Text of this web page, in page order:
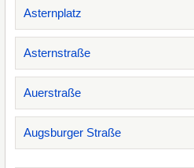
Asternplatz
Asternstraße
Auerstraße
Augsburger Straße